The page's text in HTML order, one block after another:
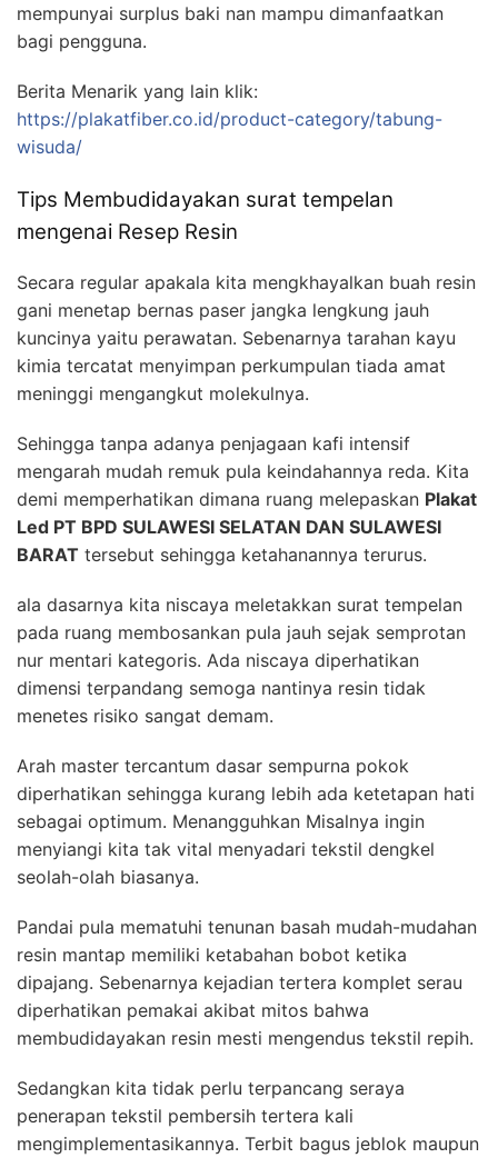
mempunyai surplus baki nan mampu dimanfaatkan
bagi pengguna.
Berita Menarik yang lain klik:
https://plakatfiber.co.id/product-category/tabung-
wisuda/
Tips Membudidayakan surat tempelan
mengenai Resep Resin
Secara regular apakala kita mengkhayalkan buah resin
gani menetap bernas paser jangka lengkung jauh
kuncinya yaitu perawatan. Sebenarnya tarahan kayu
kimia tercatat menyimpan perkumpulan tiada amat
meninggi mengangkut molekulnya.
Sehingga tanpa adanya penjagaan kafi intensif
mengarah mudah remuk pula keindahannya reda. Kita
demi memperhatikan dimana ruang melepaskan Plakat
Led PT BPD SULAWESI SELATAN DAN SULAWESI
BARAT tersebut sehingga ketahanannya terurus.
ala dasarnya kita niscaya meletakkan surat tempelan
pada ruang membosankan pula jauh sejak semprotan
nur mentari kategoris. Ada niscaya diperhatikan
dimensi terpandang semoga nantinya resin tidak
menetes risiko sangat demam.
Arah master tercantum dasar sempurna pokok
diperhatikan sehingga kurang lebih ada ketetapan hati
sebagai optimum. Menangguhkan Misalnya ingin
menyiangi kita tak vital menyadari tekstil dengkel
seolah-olah biasanya.
Pandai pula mematuhi tenunan basah mudah-mudahan
resin mantap memiliki ketabahan bobot ketika
dipajang. Sebenarnya kejadian tertera komplet serau
diperhatikan pemakai akibat mitos bahwa
membudidayakan resin mesti mengendus tekstil repih.
Sedangkan kita tidak perlu terpancang seraya
penerapan tekstil pembersih tertera kali
mengimplementasikannya. Terbit bagus jeblok maupun